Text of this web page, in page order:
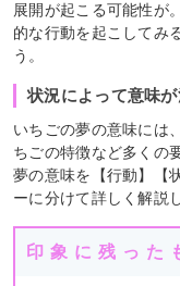
展開が起こる可能性が
的な行動を起こしてみ
う。
状況によって意味
いちごの夢の意味には
ちごの特徴など多くの
夢の意味を【行動】【
ーに分けて詳しく解説
印象に残った